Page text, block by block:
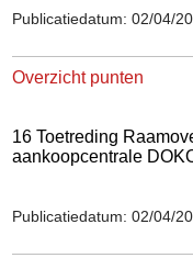
Publicatiedatum: 02/04/
Overzicht punten
16 Toetreding
aankoopcentrale
Publicatiedatum: 02/04/